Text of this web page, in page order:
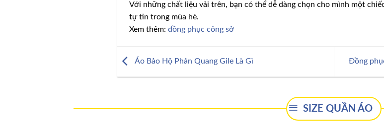
Với những chất liệu vải trên, bạn có thể dễ dàng chọn cho mình một
tự tin trong mùa hè.
Xem thêm:đồng phục công sở
Áo Bảo Hộ Phản Quang Gile Là Gì Đồng
SIZE QUẦN ÁO